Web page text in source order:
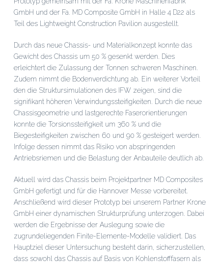
GmbH und der Fa. MD Composite GmbH in Halle 4 D22 als
Teil des Lightweight Construction Pavilion ausgestellt.
Durch das neue Chassis- und Materialkonzept konnte das
Gewicht des Chassis um 50 % gesenkt werden. Dies
erleichtert die Zulassung der Tonnen schweren Maschinen.
Zudem nimmt die Bodenverdichtung ab. Ein weiterer Vorteil
den die Struktursimulationen des IFW zeigen, sind die
signifikant höheren Verwindungssteifigkeiten. Durch die neue
Chassisgeometrie und lastgerechte Faserorientierungen
konnte die Torsionssteifigkeit um 360 % und die
Biegesteifigkeiten zwischen 60 und 90 % gesteigert werden.
Infolge dessen nimmt das Risiko von abspringenden
Antriebsriemen und die Belastung der Anbauteile deutlich ab.
Aktuell wird das Chassis beim Projektpartner MD Composites
GmbH gefertigt und für die Hannover Messe vorbereitet.
Anschließend wird dieser Prototyp bei unserem Partner Krone
GmbH einer dynamischen Strukturprüfung unterzogen. Dabei
werden die Ergebnisse der Auslegung sowie die
zugrundeliegenden Finite-Elemente-Modelle validiert. Das
Hauptziel dieser Untersuchung besteht darin, sicherzustellen,
dass sowohl das Chassis auf Basis von Kohlenstofffasern als